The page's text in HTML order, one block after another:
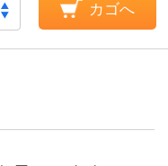
カゴへ